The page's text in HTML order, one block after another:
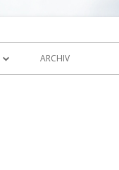
ARCHIV